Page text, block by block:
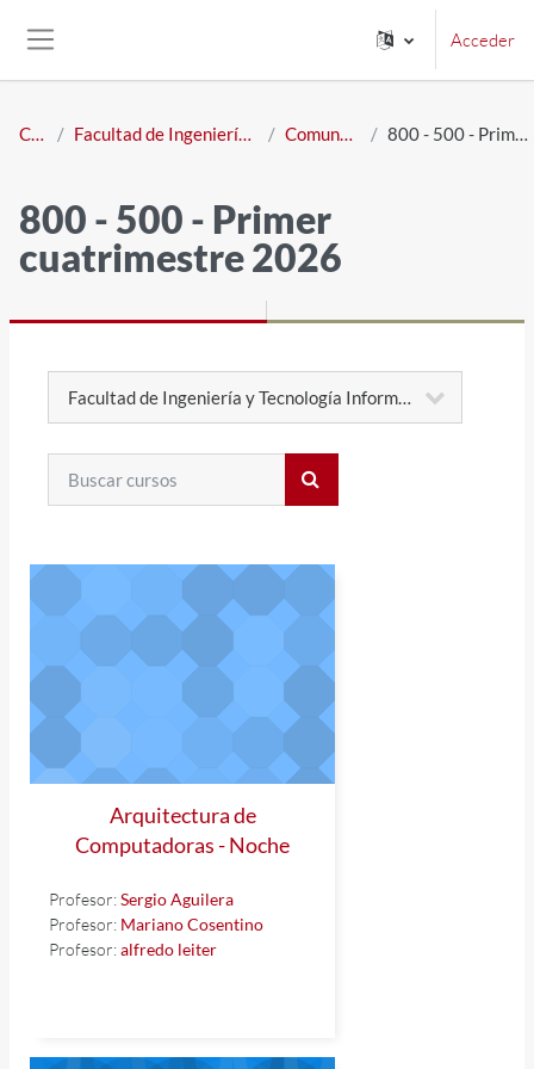
Acceder
Cursos Facultad de Ingeniería y Tecnología Informática Comunes a Carreras 800 - 500 - Primer cuatrimestre 2026
800 - 500 - Primer
cuatrimestre 2026
Categorías
Arquitectura de
Computadoras - Noche
Profesor:Sergio Aguilera
Profesor: Mariano Cosentino
Profesor:alfredo leiter